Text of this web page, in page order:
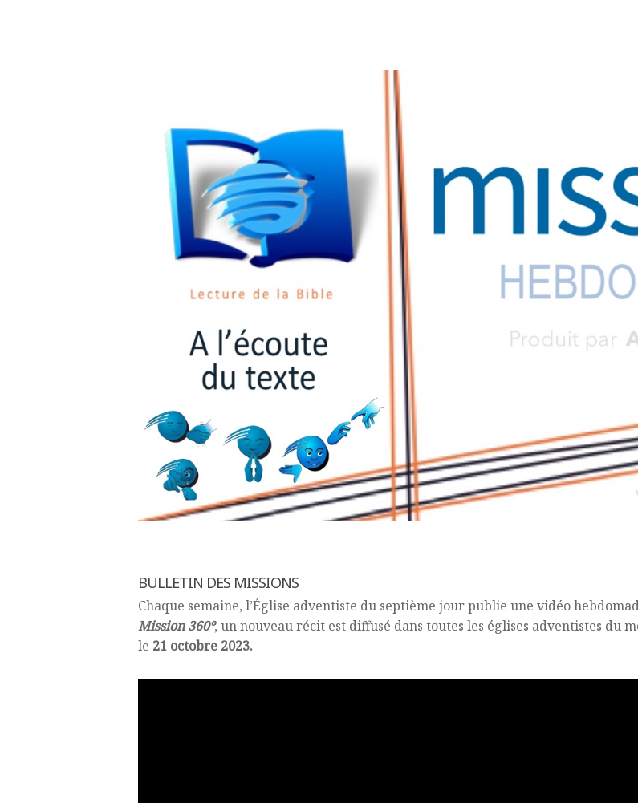
BULLETIN DES MISSIONS
Chaque semaine, l’Église adventiste du septième jour publie une vidéo
Mission 360º, un nouveau récit est diffusé dans toutes les églises adventistes du
le 21 octobre 2023.